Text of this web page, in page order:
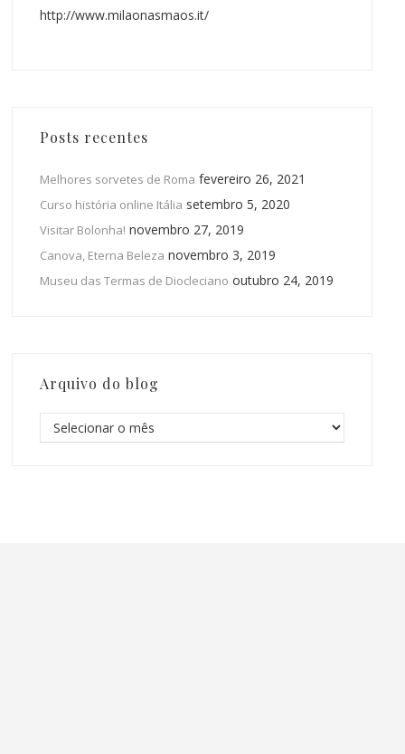
http://www.milaonasmaos.it/
Posts recentes
Melhores sorvetes de Roma fevereiro 26, 2021
Curso história online Itália setembro 5, 2020
Visitar Bolonha! novembro 27, 2019
Canova, Eterna Beleza novembro 3, 2019
Museu das Termas de Diocleciano outubro 24, 2019
Arquivo do blog